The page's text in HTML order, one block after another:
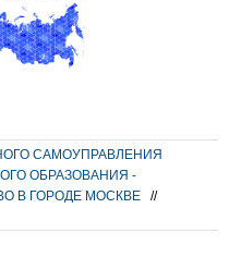
САМОУПРАВЛЕНИЯ
ОБРАЗОВАНИЯ -
В ГОРОДЕ МОСКВЕ
//